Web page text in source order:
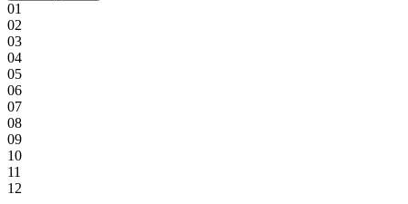
01
02
03
04
05
06
07
08
09
10
11
12